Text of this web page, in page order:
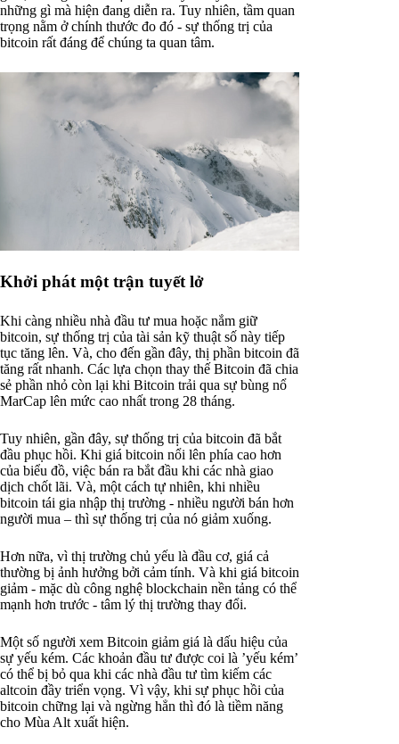
những gì mà hiện đang diễn ra. Tuy nhiên, tầm quan
trọng nằm ở chính thước đo đó - sự thống trị của
bitcoin rất đáng để chúng ta quan tâm.
Khởi phát một trận tuyết lở
Khi càng nhiều nhà đầu tư mua hoặc nắm giữ
bitcoin, sự thống trị của tài sản kỹ thuật số này tiếp
tục tăng lên. Và, cho đến gần đây, thị phần bitcoin đã
tăng rất nhanh. Các lựa chọn thay thế Bitcoin đã chia
sẻ phần nhỏ còn lại khi Bitcoin trải qua sự bùng nổ
MarCap lên mức cao nhất trong 28 tháng.
Tuy nhiên, gần đây, sự thống trị của bitcoin đã bắt
đầu phục hồi. Khi giá bitcoin nổi lên phía cao hơn
của biểu đồ, việc bán ra bắt đầu khi các nhà giao
dịch chốt lãi. Và, một cách tự nhiên, khi nhiều
bitcoin tái gia nhập thị trường - nhiều người bán hơn
người mua – thì sự thống trị của nó giảm xuống.
Hơn nữa, vì thị trường chủ yếu là đầu cơ, giá cả
thường bị ảnh hưởng bởi cảm tính. Và khi giá bitcoin
giảm - mặc dù công nghệ blockchain nền tảng có thể
mạnh hơn trước - tâm lý thị trường thay đổi.
Một số người xem Bitcoin giảm giá là dấu hiệu của
sự yếu kém. Các khoản đầu tư được coi là ’yếu kém’
có thể bị bỏ qua khi các nhà đầu tư tìm kiếm các
altcoin đầy triển vọng. Vì vậy, khi sự phục hồi của
bitcoin chững lại và ngừng hẳn thì đó là tiềm năng
cho Mùa Alt xuất hiện.